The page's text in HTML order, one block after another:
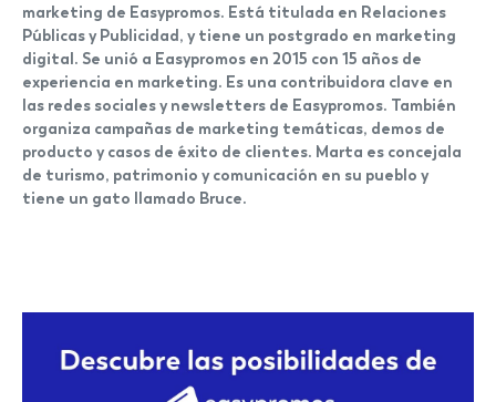
marketing de Easypromos. Está titulada en Relaciones
Públicas y Publicidad, y tiene un postgrado en marketing
digital. Se unió a Easypromos en 2015 con 15 años de
experiencia en marketing. Es una contribuidora clave en
las redes sociales y newsletters de Easypromos. También
organiza campañas de marketing temáticas, demos de
producto y casos de éxito de clientes. Marta es concejala
de turismo, patrimonio y comunicación en su pueblo y
tiene un gato llamado Bruce.